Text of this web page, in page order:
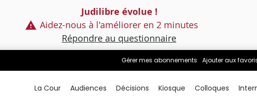
Judilibre évolue !
Aidez-nous à l'améliorer en 2 minutes
Répondre au questionnaire
Gérer mes abonnements Ajouter aux
La Cour Audiences Décisions Kiosque Colloques